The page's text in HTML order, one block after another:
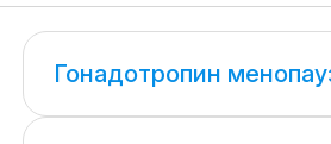
Гонадотропин